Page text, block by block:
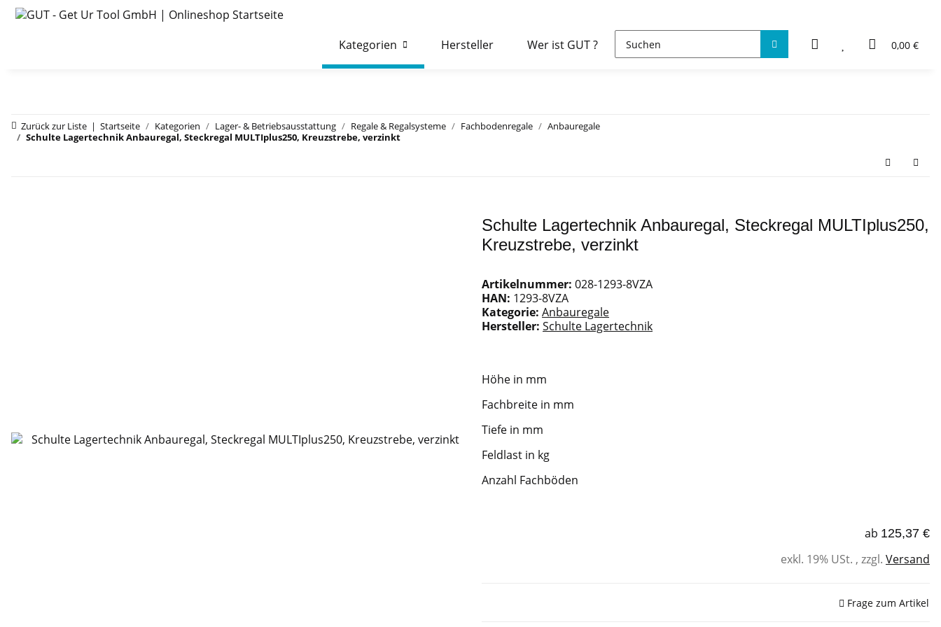
0,00 €
Kategorien Hersteller Wer ist GUT ?
Zurück zur Liste Startseite Kategorien Lager- & Betriebsausstattung Regale & Regalsysteme Fachbodenregale
Anbauregale
Schulte Lagertechnik Anbauregal, Steckregal MULTIplus250, Kreuzstrebe, verzinkt
Schulte Lagertechnik Anbauregal, Steckregal MULTIplus250,
Kreuzstrebe, verzinkt
Artikelnummer: 028-1293-8VZA
HAN: 1293-8VZA
Kategorie: Anbauregale
Hersteller: Schulte Lagertechnik
Höhe in mm
Fachbreite in mm
Tiefe in mm
Feldlast in kg
Anzahl Fachböden
ab 125,37 €
exkl. 19% USt. , zzgl. Versand
Frage zum Artikel